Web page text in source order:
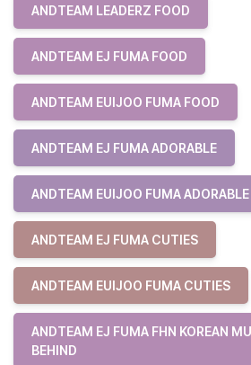
ANDTEAM LEADERZ FOOD
ANDTEAM EJ FUMA FOOD
ANDTEAM EUIJOO FUMA FOOD
ANDTEAM EJ FUMA ADORABLE
ANDTEAM EUIJOO FUMA ADORABLE
ANDTEAM EJ FUMA CUTIES
ANDTEAM EUIJOO FUMA CUTIES
ANDTEAM EJ FUMA FHN KOREAN
BEHIND